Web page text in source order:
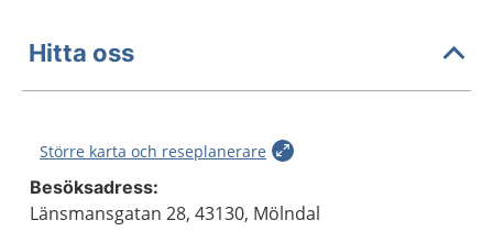
Hitta oss
Större karta och reseplanerare
Besöksadress:
Länsmansgatan 28, 43130, Mölndal